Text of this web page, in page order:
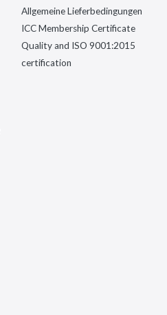
Allgemeine Lieferbedingungen
ICC Membership Certificate
Quality and ISO 9001:2015
certification